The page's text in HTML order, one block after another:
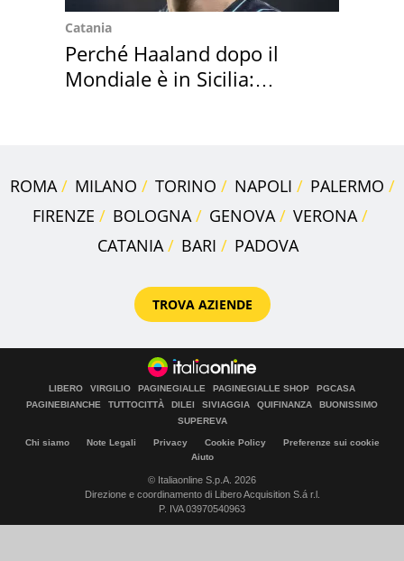
Catania
Perché Haaland dopo il
Mondiale è in Sicilia:
ROMA MILANO TORINO NAPOLI
PALERMO
FIRENZE
BOLOGNA GENOVA
VERONA
CATANIA
BARI PADOVA
TROVA AZIENDE
LIBERO VIRGILIO PAGINEGIALLE PAGINEGIALLE SHOP
PGCASA
PAGINEBIANCHE
TUTTOCITTÀ DILEI SIVIAGGIA QUIFINANZA
BUONISSIMO
SUPEREVA
Chi siamo Note Legali Privacy Cookie Policy
Preferenze sui cookie
Aiuto
© Italiaonline S.p.A. 2026
Direzione e coordinamento di Libero Acquisition S.á r.l.
P. IVA 03970540963